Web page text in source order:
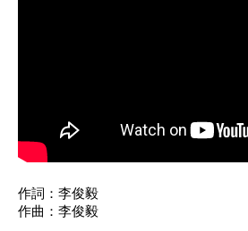
作詞：李俊毅
作曲：李俊毅